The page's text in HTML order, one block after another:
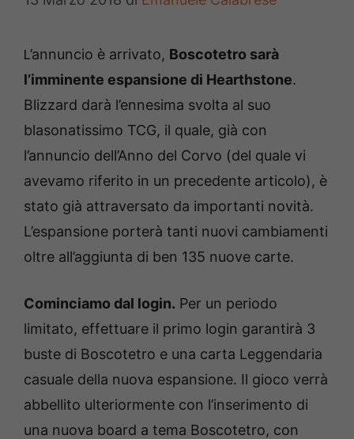
L ’annuncio è arrivato, Boscotetro sarà
l’imminente espansione di Hearthstone.
Blizzard darà l’ennesima svolta al suo
blasonatissimo TCG, il quale, già con
l’annuncio dell’Anno del Corvo (del quale vi
avevamo riferito in un precedente articolo), è
stato già attraversato da importanti novità.
L’espansione porterà tanti nuovi cambiamenti
oltre all’aggiunta di ben 135 nuove carte.
Cominciamo dal login. Per un periodo
limitato, effettuare il primo login garantirà 3
buste di Boscotetro e una carta Leggendaria
casuale della nuova espansione. Il gioco verrà
abbellito ulteriormente con l’inserimento di
una nuova board a tema Boscotetro, con